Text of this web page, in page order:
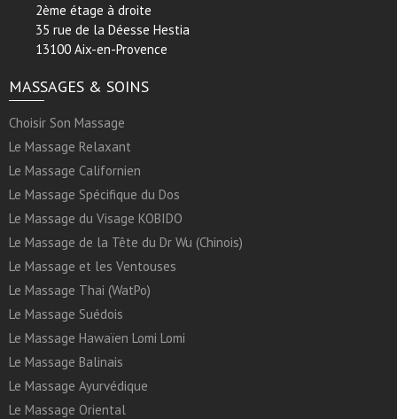
2ème étage à droite
35 rue de la Déesse Hestia
13100 Aix-en-Provence
MASSAGES & SOINS
Choisir Son Massage
Le Massage Relaxant
Le Massage Californien
Le Massage Spécifique du Dos
Le Massage du Visage KOBIDO
Le Massage de la Tête du Dr Wu (Chinois)
Le Massage et les Ventouses
Le Massage Thai (WatPo)
Le Massage Suédois
Le Massage Hawaïen Lomi Lomi
Le Massage Balinais
Le Massage Ayurvédique
Le Massage Oriental